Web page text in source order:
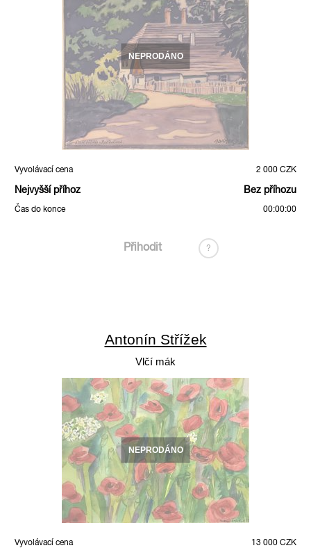
NEPRODÁNO
Vyvolávací cena 2 000 CZK
Nejvyšší příhoz Bez příhozu
Čas do konce 00:00:00
Přihodit ?
Antonín Střížek
Vlčí mák
NEPRODÁNO
Vyvolávací cena 13 000 CZK